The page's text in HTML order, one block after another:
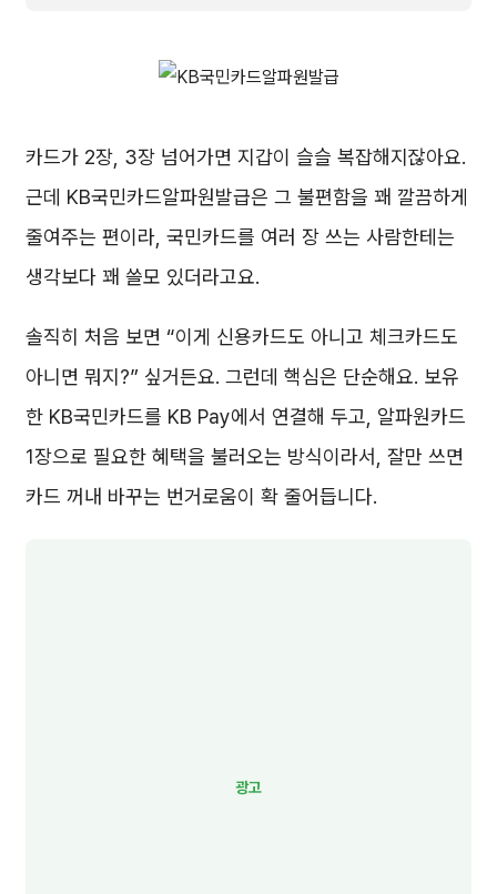
카드가 2장, 3장 넘어가면 지갑이 슬슬 복잡해지잖아요.
근데 KB국민카드알파원발급은 그 불편함을 꽤 깔끔하게
줄여주는 편이라, 국민카드를 여러 장 쓰는 사람한테는
생각보다 꽤 쓸모 있더라고요.
솔직히 처음 보면 “이게 신용카드도 아니고 체크카드도
아니면 뭐지?” 싶거든요. 그런데 핵심은 단순해요. 보유
한 KB국민카드를 KB Pay에서 연결해 두고, 알파원카드
1장으로 필요한 혜택을 불러오는 방식이라서, 잘만 쓰면
카드 꺼내 바꾸는 번거로움이 확 줄어듭니다.